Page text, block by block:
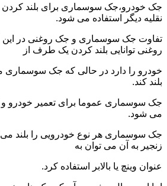
جک خودرو،جک سوسماری برای بلند کردن
نقلیه دیگر استفاده می شود.
تفاوت جک سوسماری و جک روغنی در
روغنی توانایی بلند کردن یک طرف از
خودرو را دارد در حالی که جک سوسماری
بلند کند.
جک سوسماری عموما برای تعمیر خودرو
می شود.
جک سوسماری هر نوع خودرویی را بلند می
زنجیر به آن می توان به
عنوان وینچ یا بالابر استفاده کرد.